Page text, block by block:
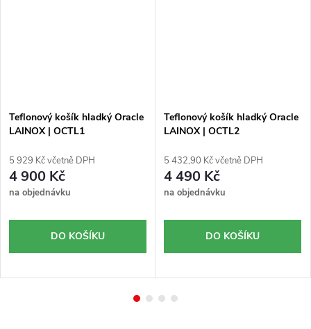
Teflonový košík hladký Oracle
LAINOX | OCTL1
5 929 Kč včetně DPH
4 900 Kč
na objednávku
DO KOŠÍKU
Teflonový košík hladký Oracle
LAINOX | OCTL2
5 432,90 Kč včetně DPH
4 490 Kč
na objednávku
DO KOŠÍKU